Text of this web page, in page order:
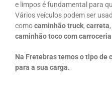
e limpos é fundamental para
Vários veículos podem ser
comocaminhão truck, carreta,
caminhão toco com
Na Fretebras temos o tipo de
para a sua carga.